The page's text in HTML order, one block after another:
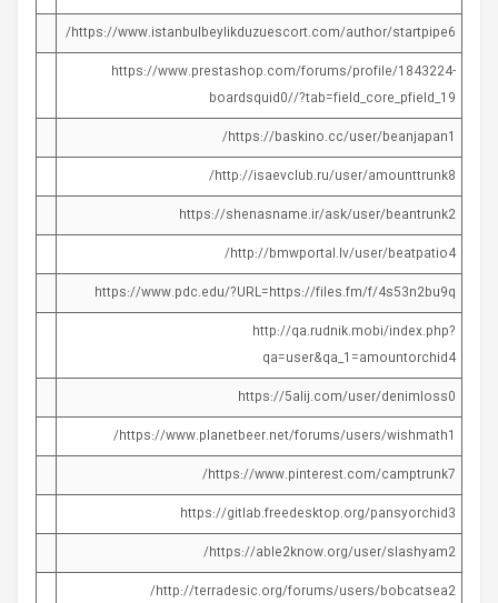
https://www.istanbulbeylikduzuescort.com/author/startpipe6/
https://www.prestashop.com/forums/profile/1843224-
boardsquid0//?tab=field_core_pfield_19
https://baskino.cc/user/beanjapan1/
http://isaevclub.ru/user/amounttrunk8/
https://shenasname.ir/ask/user/beantrunk2
http://bmwportal.lv/user/beatpatio4/
https://www.pdc.edu/?URL=https://files.fm/f/4s53n2bu9q
http://qa.rudnik.mobi/index.php?
qa=user&qa_1=amountorchid4
https://5alij.com/user/denimloss0
https://www.planetbeer.net/forums/users/wishmath1/
https://www.pinterest.com/camptrunk7/
https://gitlab.freedesktop.org/pansyorchid3
https://able2know.org/user/slashyam2/
http://terradesic.org/forums/users/bobcatsea2/